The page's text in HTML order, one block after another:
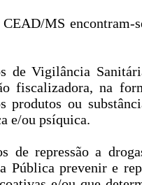
MS encontram-
de Vigilância
fiscalizadora, na
produtos ou
e/ou psíquica.
de repressão a
Pública prevenir e